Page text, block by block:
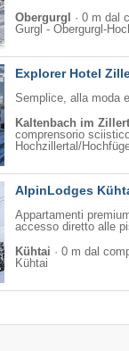
Obergurgl
· 0 m dal
Gurgl - Obergurgl-
Explorer Hotel
Semplice, alla moda
Kaltenbach im
comprensorio
Hochzillertal/​
AlpinLodges
Appartamenti
accesso diretto alle
Kühtai · 0 m dal
Kühtai